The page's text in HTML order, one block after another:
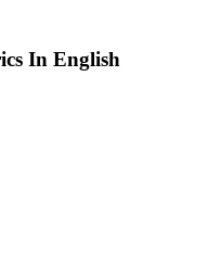
In English